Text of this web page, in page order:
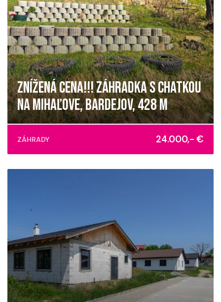
ZNÍŽENÁ CENA!!! ZÁHRADKA S CHATKOU
NA MIHAĽOVE, BARDEJOV, 428 M
ZÁHRADY 24.000,- €